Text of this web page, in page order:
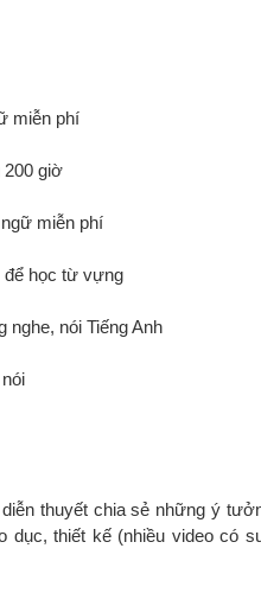
miễn phí
giờ
miễn phí
học từ vựng
nghe, nói Tiếng Anh
thuyết chia sẻ những ý
dục, thiết kế (nhiều video có